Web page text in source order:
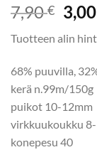
7,90€
hinta
oli:
7,90
Tuotteen alin
68% puuvilla,
kerä n.99m/150g
puikot 10-12mm
virkkuukoukku
konepesu 40